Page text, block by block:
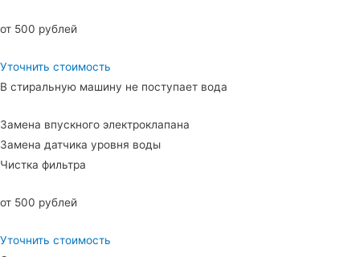
от 500 рублей
Уточнить стоимость
В стиральную машину не поступает вода
Замена впускного электроклапана
Замена датчика уровня воды
Чистка фильтра
от 500 рублей
Уточнить стоимость